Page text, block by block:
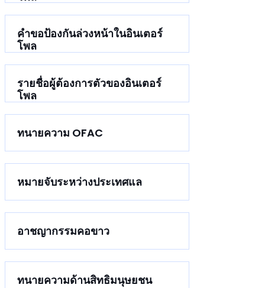
คำขอป้องกันล่วงหน้าในอินเตอร์
โพล
รายชื่อผู้ต้องการตัวของอินเตอร์
โพล
ทนายความ OFAC
หมายจับระหว่างประเทศแล
อาชญากรรมคอขาว
ทนายความด้านสิทธิมนุษยชน